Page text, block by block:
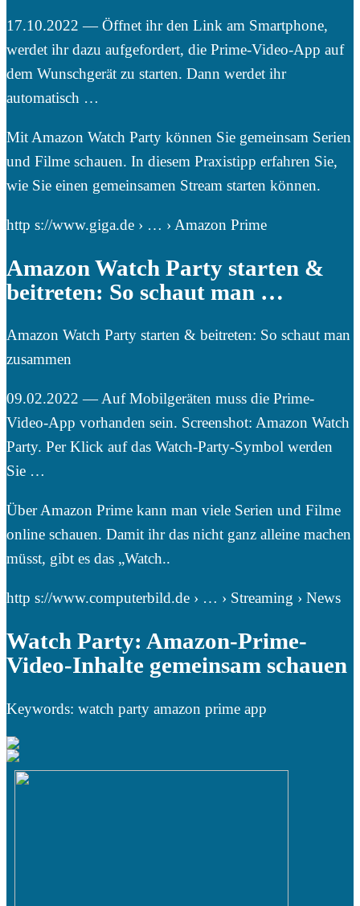
17.10.2022 — Öffnet ihr den Link am Smartphone,
werdet ihr dazu aufgefordert, die Prime-Video-App auf
dem Wunschgerät zu starten. Dann werdet ihr
automatisch …
Mit Amazon Watch Party können Sie gemeinsam Serien
und Filme schauen. In diesem Praxistipp erfahren Sie,
wie Sie einen gemeinsamen Stream starten können.
http s://www.giga.de › … › Amazon Prime
Amazon Watch Party starten &
beitreten: So schaut man …
Amazon Watch Party starten & beitreten: So schaut man
zusammen
09.02.2022 — Auf Mobilgeräten muss die Prime-
Video-App vorhanden sein. Screenshot: Amazon Watch
Party. Per Klick auf das Watch-Party-Symbol werden
Sie …
Über Amazon Prime kann man viele Serien und Filme
online schauen. Damit ihr das nicht ganz alleine machen
müsst, gibt es das „Watch..
http s://www.computerbild.de › … › Streaming › News
Watch Party: Amazon-Prime-
Video-Inhalte gemeinsam schauen
Keywords: watch party amazon prime app